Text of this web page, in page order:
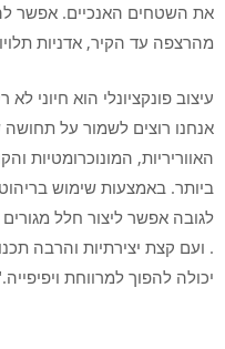
את השטחים האנכיים. אפשר
מהרצפה עד הקיר, אדניות
עיצוב פונקציונלי הוא חיוני
אנחנו רוצים לשמור על תחושה
האווריריות, המונוכרומטיות
ביותר. באמצעות שימוש
לגובה אפשר ליצור חלל מגורים
. ועם קצת יצירתיות והרבה
יכולה להפוך למרווחת